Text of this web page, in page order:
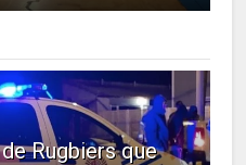
Rugbiers que